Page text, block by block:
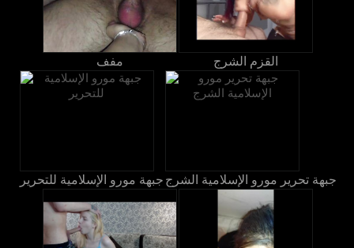
مفف القزم الشرج
جبهة مورو الإسلامية للتحرير جبهة تحرير مورو الإسلامية الشرج